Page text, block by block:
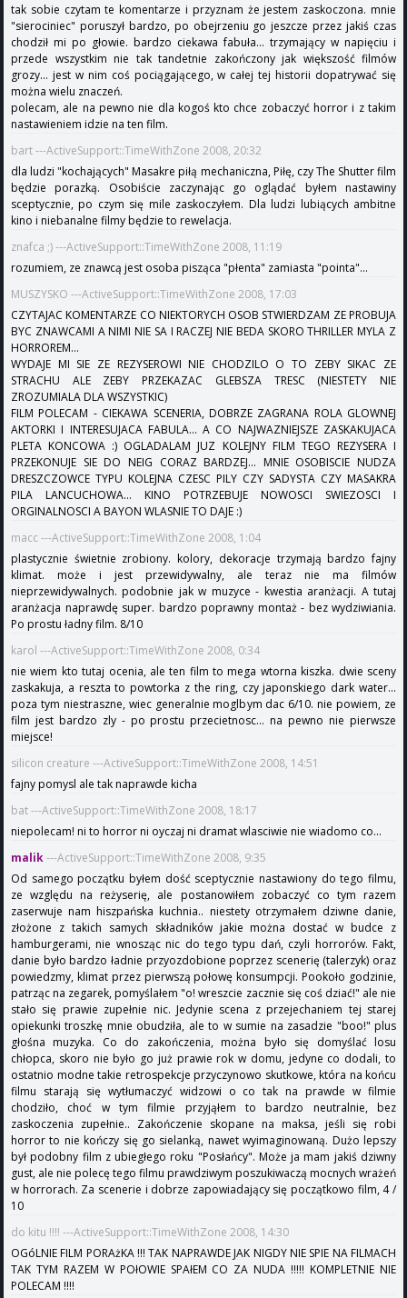
tak sobie czytam te komentarze i przyznam że jestem zaskoczona. mnie
"sierociniec" poruszył bardzo, po obejrzeniu go jeszcze przez jakiś czas
chodził mi po głowie. bardzo ciekawa fabuła... trzymający w napięciu i
przede wszystkim nie tak tandetnie zakończony jak większość filmów
grozy... jest w nim coś pociągającego, w całej tej historii dopatrywać się
można wielu znaczeń.
polecam, ale na pewno nie dla kogoś kto chce zobaczyć horror i z takim
nastawieniem idzie na ten film.
bart ---ActiveSupport::TimeWithZone 2008, 20:32
dla ludzi "kochających" Masakre piłą mechaniczna, Piłę, czy The Shutter film
będzie porazką. Osobiście zaczynając go oglądać byłem nastawiny
sceptycznie, po czym się mile zaskoczyłem. Dla ludzi lubiących ambitne
kino i niebanalne filmy będzie to rewelacja.
znafca ;) ---ActiveSupport::TimeWithZone 2008, 11:19
rozumiem, ze znawcą jest osoba pisząca "płenta" zamiasta "pointa"...
MUSZYSKO ---ActiveSupport::TimeWithZone 2008, 17:03
CZYTAJAC KOMENTARZE CO NIEKTORYCH OSOB STWIERDZAM ZE PROBUJA
BYC ZNAWCAMI A NIMI NIE SA I RACZEJ NIE BEDA SKORO THRILLER MYLA Z
HORROREM...
WYDAJE MI SIE ZE REZYSEROWI NIE CHODZILO O TO ZEBY SIKAC ZE
STRACHU ALE ZEBY PRZEKAZAC GLEBSZA TRESC (NIESTETY NIE
ZROZUMIALA DLA WSZYSTKIC)
FILM POLECAM - CIEKAWA SCENERIA, DOBRZE ZAGRANA ROLA GLOWNEJ
AKTORKI I INTERESUJACA FABULA... A CO NAJWAZNIEJSZE ZASKAKUJACA
PLETA KONCOWA :) OGLADALAM JUZ KOLEJNY FILM TEGO REZYSERA I
PRZEKONUJE SIE DO NEIG CORAZ BARDZEJ... MNIE OSOBISCIE NUDZA
DRESZCZOWCE TYPU KOLEJNA CZESC PILY CZY SADYSTA CZY MASAKRA
PILA LANCUCHOWA... KINO POTRZEBUJE NOWOSCI SWIEZOSCI I
ORGINALNOSCI A BAYON WLASNIE TO DAJE :)
macc ---ActiveSupport::TimeWithZone 2008, 1:04
plastycznie świetnie zrobiony. kolory, dekoracje trzymają bardzo fajny
klimat. może i jest przewidywalny, ale teraz nie ma filmów
nieprzewidywalnych. podobnie jak w muzyce - kwestia aranżacji. A tutaj
aranżacja naprawdę super. bardzo poprawny montaż - bez wydziwiania.
Po prostu ładny film. 8/10
karol ---ActiveSupport::TimeWithZone 2008, 0:34
nie wiem kto tutaj ocenia, ale ten film to mega wtorna kiszka. dwie sceny
zaskakuja, a reszta to powtorka z the ring, czy japonskiego dark water...
poza tym niestraszne, wiec generalnie moglbym dac 6/10. nie powiem, ze
film jest bardzo zly - po prostu przecietnosc... na pewno nie pierwsze
miejsce!
silicon creature ---ActiveSupport::TimeWithZone 2008, 14:51
fajny pomysl ale tak naprawde kicha
bat ---ActiveSupport::TimeWithZone 2008, 18:17
niepolecam! ni to horror ni oyczaj ni dramat wlasciwie nie wiadomo co...
malik---ActiveSupport::TimeWithZone 2008, 9:35
Od samego początku byłem dość sceptycznie nastawiony do tego filmu,
ze względu na reżyserię, ale postanowiłem zobaczyć co tym razem
zaserwuje nam hiszpańska kuchnia.. niestety otrzymałem dziwne danie,
złożone z takich samych składników jakie można dostać w budce z
hamburgerami, nie wnosząc nic do tego typu dań, czyli horrorów. Fakt,
danie było bardzo ładnie przyozdobione poprzez scenerię (talerzyk) oraz
powiedzmy, klimat przez pierwszą połowę konsumpcji. Pookoło godzinie,
patrząc na zegarek, pomyślałem "o! wreszcie zacznie się coś dziać!" ale nie
stało się prawie zupełnie nic. Jedynie scena z przejechaniem tej starej
opiekunki troszkę mnie obudziła, ale to w sumie na zasadzie "boo!" plus
głośna muzyka. Co do zakończenia, można było się domyślać losu
chłopca, skoro nie było go już prawie rok w domu, jedyne co dodali, to
ostatnio modne takie retrospekcje przyczynowo skutkowe, która na końcu
filmu starają się wytłumaczyć widzowi o co tak na prawde w filmie
chodziło, choć w tym filmie przyjąłem to bardzo neutralnie, bez
zaskoczenia zupełnie.. Zakończenie skopane na maksa, jeśli się robi
horror to nie kończy się go sielanką, nawet wyimaginowaną. Dużo lepszy
był podobny film z ubiegłego roku "Posłańcy". Może ja mam jakiś dziwny
gust, ale nie polecę tego filmu prawdziwym poszukiwaczą mocnych wrażeń
w horrorach. Za scenerie i dobrze zapowiadający się początkowo film, 4 /
10
do kitu !!!! ---ActiveSupport::TimeWithZone 2008, 14:30
OGóLNIE FILM PORAżKA !!! TAK NAPRAWDE JAK NIGDY NIE SPIE NA FILMACH
TAK TYM RAZEM W POłOWIE SPAłEM CO ZA NUDA !!!!! KOMPLETNIE NIE
POLECAM !!!!